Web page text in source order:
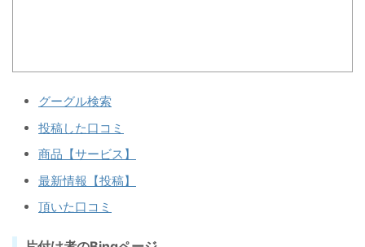
グーグル検索
投稿した口コミ
商品【サービス】
最新情報【投稿】
頂いた口コミ